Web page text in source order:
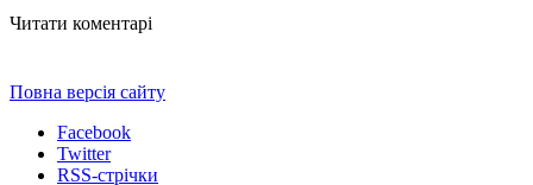
Читати коментарі
Повна версія сайту
Facebook
Twitter
RSS-стрічки